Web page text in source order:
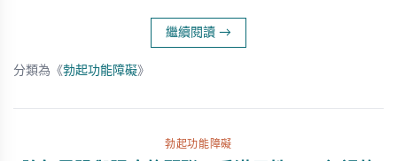
繼續閱讀 →
分類為《勃起功能障礙》
勃起功能障礙